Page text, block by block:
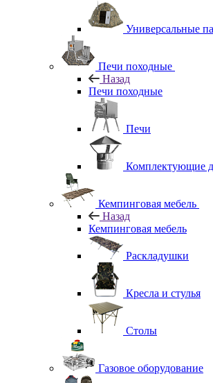
Универсальные
Печи походные
Назад
Печи походные
Печи
Комплектующие
Кемпинговая мебель
Назад
Кемпинговая мебель
Раскладушки
Кресла и стулья
Столы
Газовое оборудование